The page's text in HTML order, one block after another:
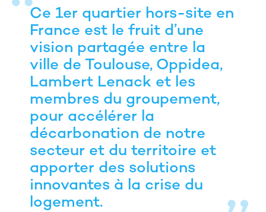
Ce 1er quartier hors-site en
France est le fruit d’une
vision partagée entre la
ville de Toulouse, Oppidea,
Lambert Lenack et les
membres du groupement,
pour accélérer la
décarbonation de notre
secteur et du territoire et
apporter des solutions
innovantes à la crise du
logement.